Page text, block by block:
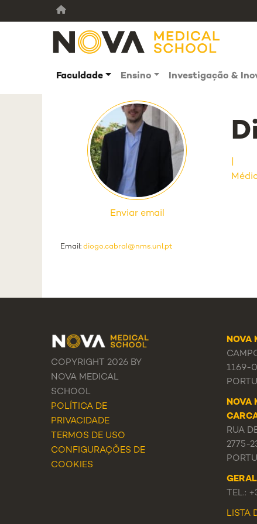
Faculdade Ensino Investigação &
Enviar email
Email: diogo.cabral@nms.unl.pt
COPYRIGHT 2026 BY
NOVA MEDICAL
SCHOOL
POLÍTICA DE
PRIVACIDADE
TERMOS DE USO
CONFIGURAÇÕES DE
COOKIES
NOVA
1169-
NOVA
RUA
2775-
GERAL
TEL.:
LISTA